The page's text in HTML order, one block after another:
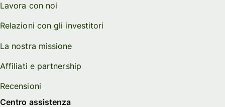
Lavora con noi
Relazioni con gli investitori
La nostra missione
Affiliati e partnership
Recensioni
Centro assistenza